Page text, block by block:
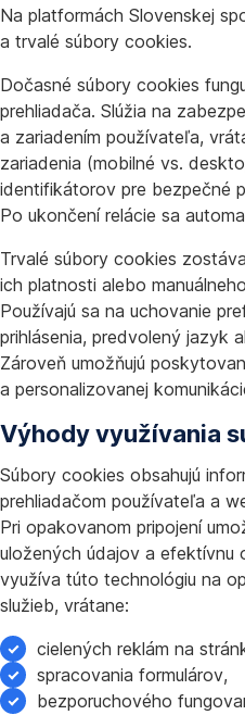
Na platformách Slovenskej
a trvalé súbory cookies.
Dočasné súbory cookies
prehliadača. Slúžia na
a zariadením používateľa,
zariadenia (mobilné vs.
identifikátorov pre bezpečné
Po ukončení relácie sa
Trvalé súbory cookies
ich platnosti alebo
Používajú sa na uchovanie
prihlásenia, predvolený jazyk
Zároveň umožňujú
a personalizovanej
Výhody využívania
Súbory cookies obsahujú
prehliadačom používateľa a
Pri opakovanom pripojení
uložených údajov a efektívnu
využíva túto technológiu na
služieb, vrátane:
cielených reklám na
spracovania formulárov,
bezporuchového